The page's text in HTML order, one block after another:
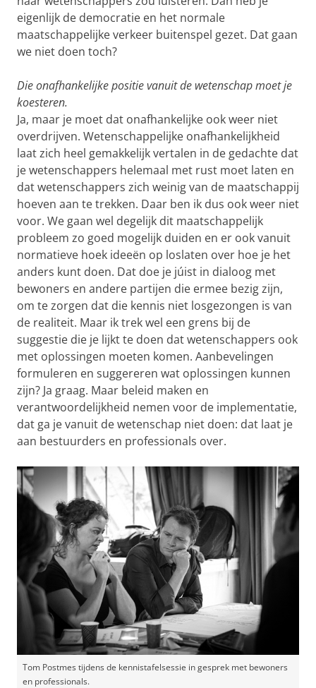
eigenlijk de democratie en het normale
maatschappelijke verkeer buitenspel gezet. Dat gaan
we niet doen toch?
Die onafhankelijke positie vanuit de wetenschap moet je
koesteren.
Ja, maar je moet dat onafhankelijke ook weer niet
overdrijven. Wetenschappelijke onafhankelijkheid
laat zich heel gemakkelijk vertalen in de gedachte dat
je wetenschappers helemaal met rust moet laten en
dat wetenschappers zich weinig van de maatschappij
hoeven aan te trekken. Daar ben ik dus ook weer niet
voor. We gaan wel degelijk dit maatschappelijk
probleem zo goed mogelijk duiden en er ook vanuit
normatieve hoek ideeën op loslaten over hoe je het
anders kunt doen. Dat doe je júist in dialoog met
bewoners en andere partijen die ermee bezig zijn,
om te zorgen dat die kennis niet losgezongen is van
de realiteit. Maar ik trek wel een grens bij de
suggestie die je lijkt te doen dat wetenschappers ook
met oplossingen moeten komen. Aanbevelingen
formuleren en suggereren wat oplossingen kunnen
zijn? Ja graag. Maar beleid maken en
verantwoordelijkheid nemen voor de implementatie,
dat ga je vanuit de wetenschap niet doen: dat laat je
aan bestuurders en professionals over.
Tom Postmes tijdens de kennistafelsessie in gesprek met bewoners
en professionals.